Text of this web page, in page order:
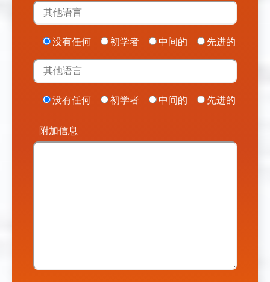
没有任何 初学者 中间的 先进的
没有任何 初学者 中间的 先进的
附加信息